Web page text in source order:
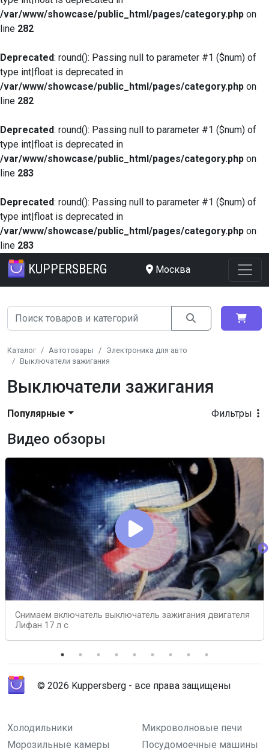
/var/www/showcase/public_html/pages/category.php on
line 282
Deprecated: round(): Passing null to parameter #1 ($num) of
type int|float is deprecated in
/var/www/showcase/public_html/pages/category.php on
line 282
Deprecated: round(): Passing null to parameter #1 ($num) of
type int|float is deprecated in
/var/www/showcase/public_html/pages/category.php on
line 283
Deprecated: round(): Passing null to parameter #1 ($num) of
type int|float is deprecated in
/var/www/showcase/public_html/pages/category.php on
line 283
KUPPERSBERG Москва
Каталог Автотовары
Электроника для авто
Выключатели зажигания
Выключатели зажигания
Фильтры
Популярные
Видео обзоры
Снимаем включатель выключатель зажигания двигателя
Лифан 17 л с
© 2026 Kuppersberg - все права защищены
Холодильники
Микроволновые печи
Морозильные камеры
Посудомоечные машины